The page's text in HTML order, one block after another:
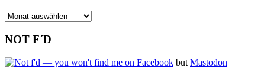
Archiv
NOT F´D
but Mastodon